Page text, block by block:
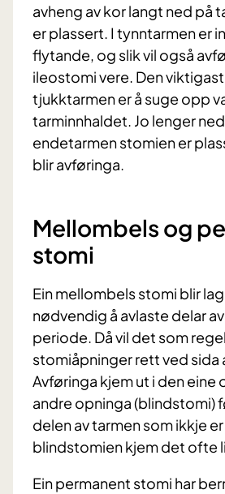
avheng av kor langt ned på
er plassert. I tynntarmen er
flytande, og slik vil også
ileostomi vere. Den
tjukktarmen er å suge opp
tarminnhaldet. Jo lenger
endetarmen stomien er
blir avføringa.
Mellombels og
stomi
Ein mellombels stomi blir
nødvendig å avlaste delar
periode. Då vil det som
stomiåpninger rett ved sida
Avføringa kjem ut i den eine
andre opninga (blindstomi)
delen av tarmen som ikkje er
blindstomien kjem det ofte
Ein permanent stomi har